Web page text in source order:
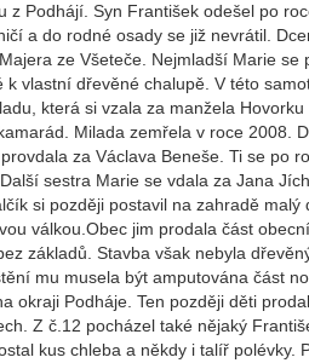
z Podhájí. Syn František odešel po
a do rodné osady se již nevrátil.
ze Všeteče. Nejmladší Marie
vlastní dřevěné chalupě. V této
která si vzala za manžela
Milada zemřela v roce 2008.
za Václava Beneše. Ti se po
sestra Marie se vdala za Jana
si později postavil na zahradě
válkou.Obec jim prodala část
základů. Stavba však nebyla
mu musela být amputována část
okraji Podháje. Ten později děti
Z č.12 pocházel také nějaký
kus chleba a někdy i talíř